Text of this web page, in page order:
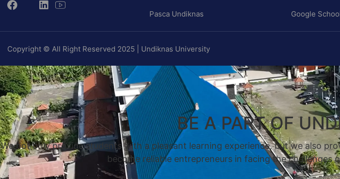
Pasca Undiknas Google
Copyright © All Right Reserved 2025 | Undiknas University
BE A PART OF
We not only provide students with a pleasant learning experience, but we also
become reliable entrepreneurs in facing the challenges